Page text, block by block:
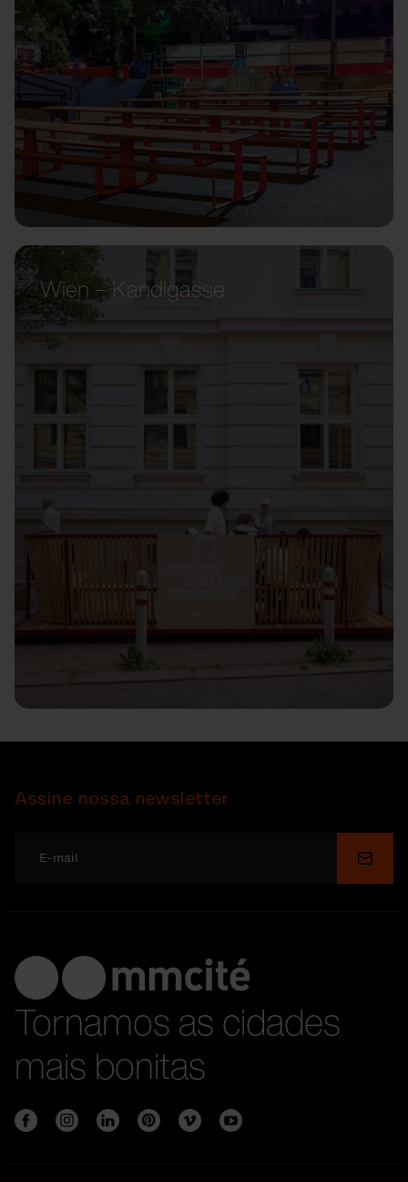
Wien – Kandlgasse
Assine nossa newsletter
Enviar
Tornamos as cidades
mais bonitas